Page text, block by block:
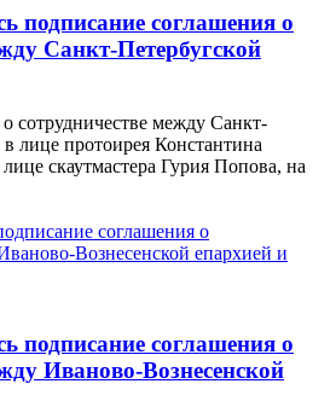
подписание соглашения о
Санкт-Петербугской
сотрудничестве между Санкт-
лице протоирея Константина
скаутмастера Гурия Попова, на
подписание соглашения о
Иваново-Вознесенской